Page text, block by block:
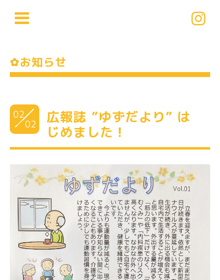
✿お知らせ
02
02
広報誌 ”ゆずだより” は
じめました！